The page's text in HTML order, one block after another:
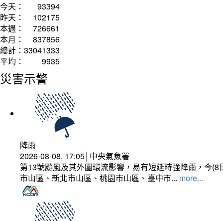
今天：
93394
昨天：
102175
本週：
726661
本月：
837856
總計： 33041333
平均：
9935
災害示警
降雨
2026-08-08, 17:05│中央氣象署
第13號颱風及其外圍環流影響，易有短延時強降雨，今
市山區、新北市山區、桃園市山區、臺中市... more...